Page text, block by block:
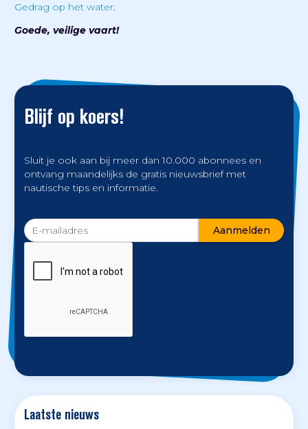
Gedrag op het water.
Goede, veilige vaart!
Blijf op koers!
Sluit je ook aan bij meer dan 10.000 abonnees en
ontvang maandelijks de gratis nieuwsbrief met
nautische tips en informatie.
Laatste nieuws